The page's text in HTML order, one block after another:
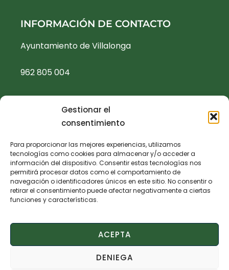
Gestionar el
consentimiento
Para proporcionar las mejores experiencias, utilizamos
tecnologías como cookies para almacenar y/o acceder a
información del dispositivo. Consentir estas tecnologías nos
permitirá procesar datos como el comportamiento de
navegación o identificadores únicos en este sitio. No consentir o
retirar el consentimiento puede afectar negativamente a ciertas
funciones y características.
ACEPTA
DENIEGA
INFORMACIÓN DE CONTACTO
Ayuntamiento de Villalonga
962 805 004
ajuntament@villalonga.es
TEXTOS LEGALES
Política de privacidad
Política de cookies
Declaración de accesibilidad